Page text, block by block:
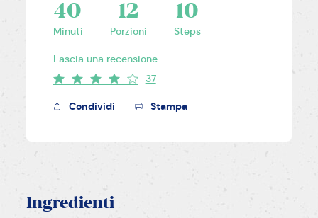
40
Minuti
12
Porzioni
10
Steps
Lascia una recensione
37
Condividi Stampa
Ingredienti